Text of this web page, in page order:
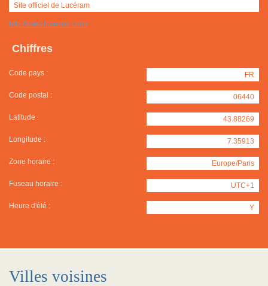
Site officiel de Lucéram
http://www.luceram.com/
Chiffres
Code pays : FR
Code postal : 06440
Latitude : 43.88269
Longitude : 7.35913
Zone horaire : Europe/Paris
Fuseau horaire : UTC+1
Heure d'été : Y
Villes voisines